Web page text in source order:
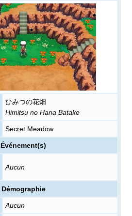
ひみつの花畑
Himitsu no Hana Batake
Secret Meadow
Événement(s)
Aucun
Démographie
Aucun